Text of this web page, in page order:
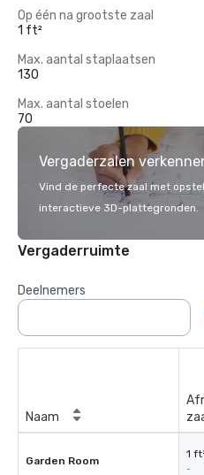
Op één na grootste zaal
1 ft²
Max. aantal staplaatsen
130
Max. aantal stoelen
70
Vergaderzalen
Vind de perfecte zaal met
interactieve 3D-plattegronden.
Vergaderruimte
Deelnemers
Naam
Garden Room
1
-